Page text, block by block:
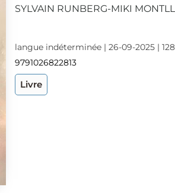
SYLVAIN RUNBERG-MIKI
langue indéterminée | 26-09-2025 |
9791026822813
Livre